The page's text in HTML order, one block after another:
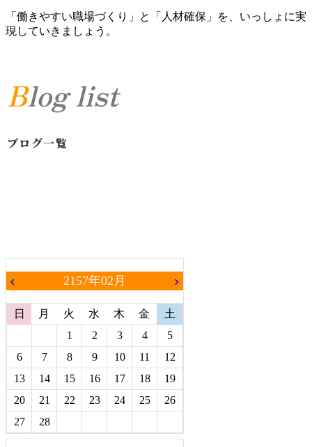
「働きやすい職場づくり」と「人材確保」を、いっしょに実
現していきましょう。
Blog list
ブログ一覧
chevron_left 2157年02月 chevron_right
日 月 火 水 木 金
土
1
2 3 4
5
6
7 8 9 10 11
12
13
14 15 16 17 18
19
20
21 22 23 24 25
26
27
28